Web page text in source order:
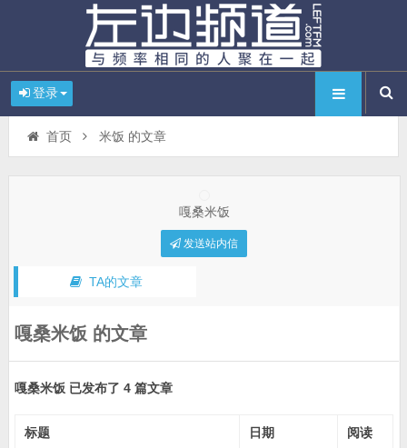
登录
首页 米饭 的文章
嘎桑米饭
发送站内信
TA的文章
嘎桑米饭 的文章
嘎桑米饭 已发布了 4 篇文章
标题 日期 阅读